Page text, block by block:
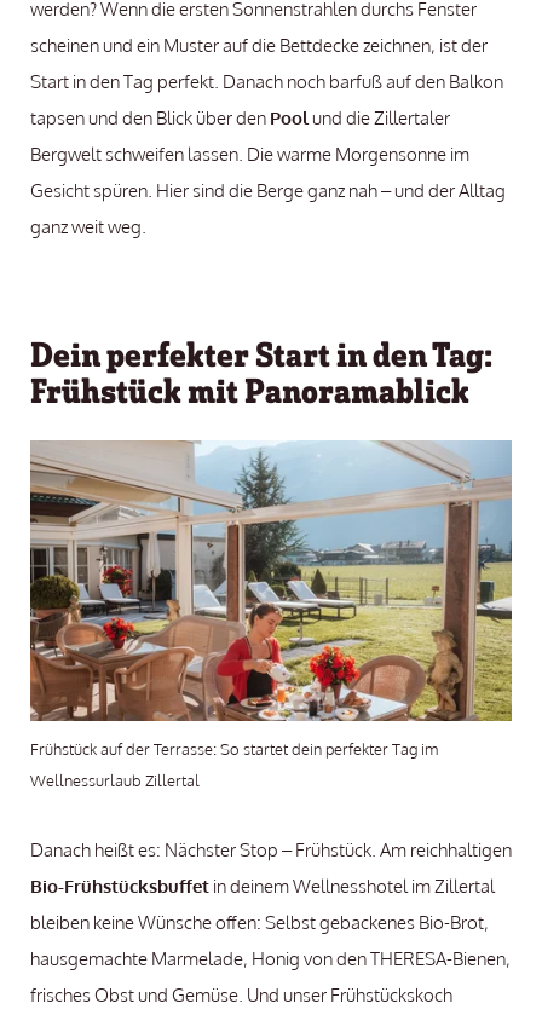
werden? Wenn die ersten Sonnenstrahlen durchs Fenster
scheinen und ein Muster auf die Bettdecke zeichnen, ist der
Start in den Tag perfekt. Danach noch barfuß auf den Balkon
tapsen und den Blick über den Poolund die Zillertaler
Bergwelt schweifen lassen. Die warme Morgensonne im
Gesicht spüren. Hier sind die Berge ganz nah – und der Alltag
ganz weit weg.
Dein perfekter Start in den Tag:
Frühstück mit Panoramablick
Frühstück auf der Terrasse: So startet dein perfekter Tag im
Wellnessurlaub Zillertal
Danach heißt es: Nächster Stop – Frühstück. Am reichhaltigen
Bio-Frühstücksbuffet in deinem Wellnesshotel im Zillertal
bleiben keine Wünsche offen: Selbst gebackenes Bio-Brot,
hausgemachte Marmelade, Honig von den THERESA-Bienen,
frisches Obst und Gemüse. Und unser Frühstückskoch